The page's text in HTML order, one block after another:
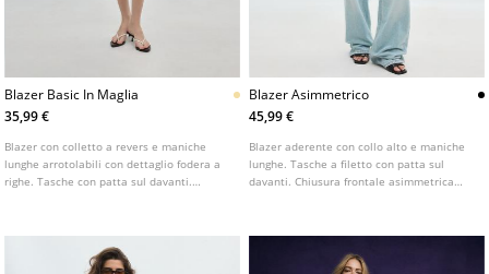
Blazer Basic In Maglia
35,99 €
Blazer con colletto a revers e maniche
lunghe arrotolabili con dettaglio fodera a
righe. Tasche con patta sul davanti.
Blazer Asimmetrico
45,99 €
Blazer aderente con collo alto e maniche
lunghe. Tasche a filetto con patta sul
davanti. Chiusura frontale asimmetrica